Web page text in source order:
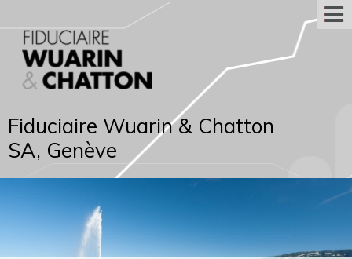
Fiduciaire Wuarin & Chatton
SA, Genève